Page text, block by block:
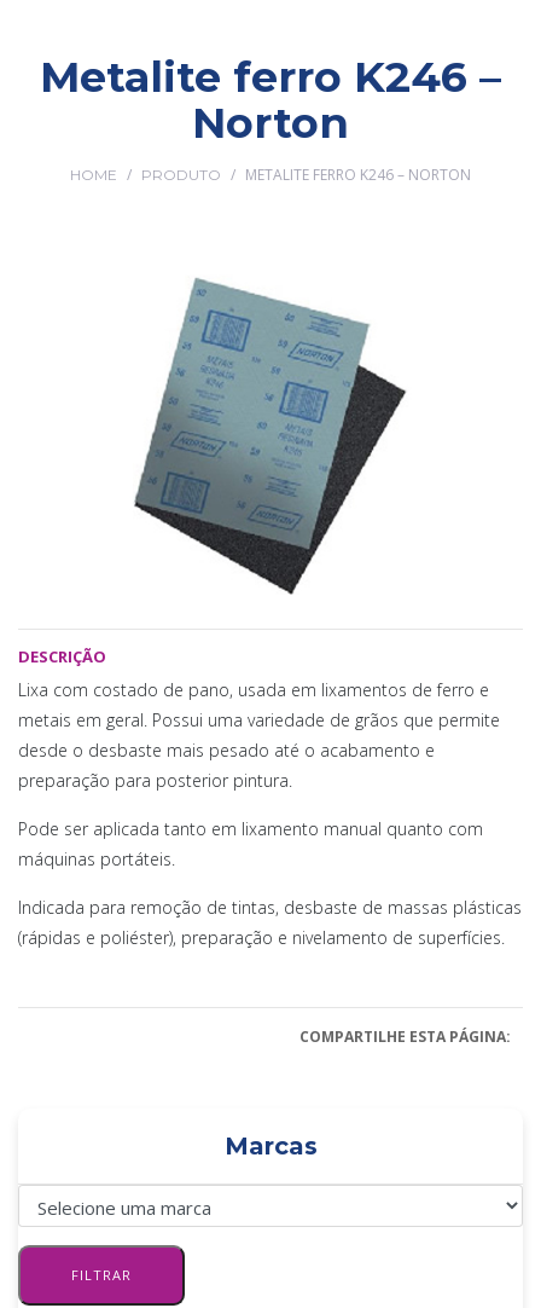
Metalite ferro K246 –
Norton
HOME / PRODUTO / METALITE FERRO K246 – NORTON
DESCRIÇÃO
Lixa com costado de pano, usada em lixamentos de ferro e
metais em geral. Possui uma variedade de grãos que permite
desde o desbaste mais pesado até o acabamento e
preparação para posterior pintura.
Pode ser aplicada tanto em lixamento manual quanto com
máquinas portáteis.
Indicada para remoção de tintas, desbaste de massas plásticas
(rápidas e poliéster), preparação e nivelamento de superfícies.
COMPARTILHE ESTA PÁGINA:
Marcas